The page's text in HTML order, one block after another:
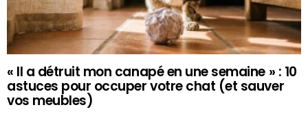
« Il a détruit mon canapé en une semaine » : 10
astuces pour occuper votre chat (et sauver
vos meubles)